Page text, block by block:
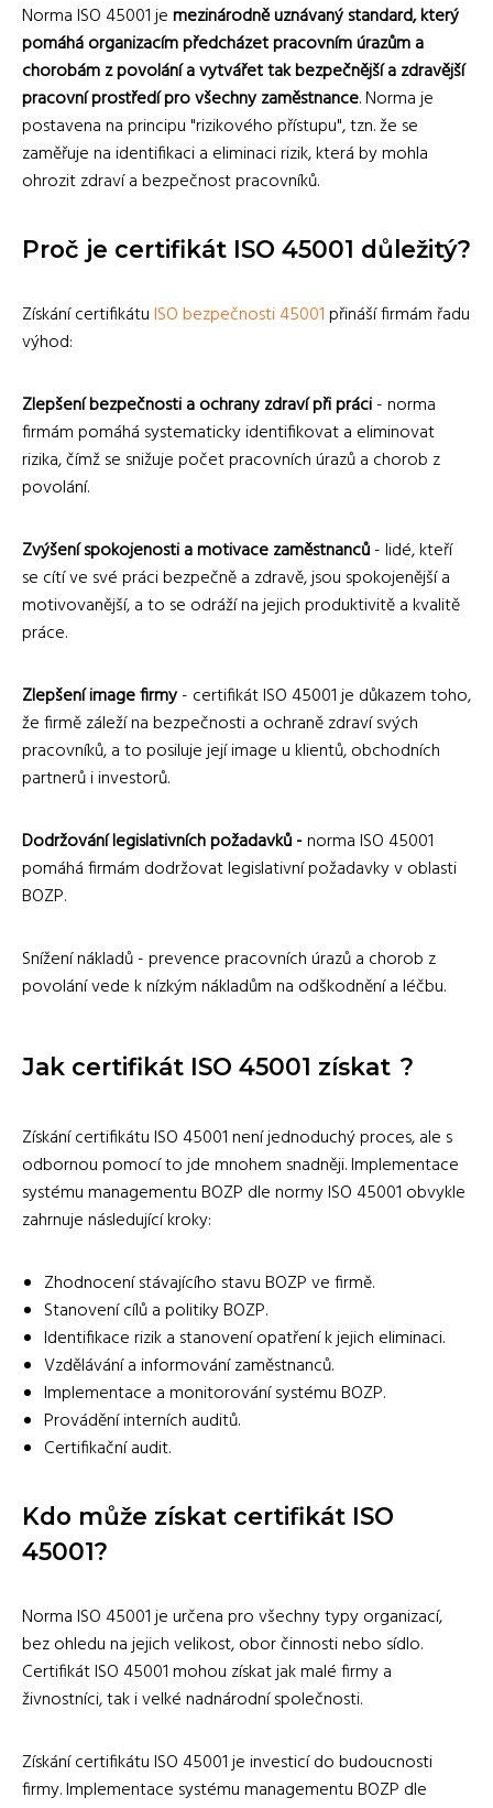
Norma ISO 45001 jemezinárodně uznávaný standard, který
pomáhá organizacím předcházet pracovním úrazům a
chorobám z povolání a vytvářet tak bezpečnější a zdravější
pracovní prostředí pro všechny zaměstnance. Norma je
postavena na principu "rizikového přístupu", tzn. že se
zaměřuje na identifikaci a eliminaci rizik, která by mohla
ohrozit zdraví a bezpečnost pracovníků.
Proč je certifikát ISO 45001 důležitý?
Získání certifikátuISO bezpečnosti 45001přináší firmám řadu
výhod:
Zlepšení bezpečnosti a ochrany zdraví při práci- norma
firmám pomáhá systematicky identifikovat a eliminovat
rizika, čímž se snižuje počet pracovních úrazů a chorob z
povolání.
Zvýšení spokojenosti a motivace zaměstnanců- lidé, kteří
se cítí ve své práci bezpečně a zdravě, jsou spokojenější a
motivovanější, a to se odráží na jejich produktivitě a kvalitě
práce.
Zlepšení image firmy- certifikát ISO 45001 je důkazem toho,
že firmě záleží na bezpečnosti a ochraně zdraví svých
pracovníků, a to posiluje její image u klientů, obchodních
partnerů i investorů.
Dodržování legislativních požadavků -norma ISO 45001
pomáhá firmám dodržovat legislativní požadavky v oblasti
BOZP.
Snížení nákladů - prevence pracovních úrazů a chorob z
povolání vede k nízkým nákladům na odškodnění a léčbu.
Jak certifikát ISO 45001 získat ?
Získání certifikátu ISO 45001 není jednoduchý proces, ale s
odbornou pomocí to jde mnohem snadněji. Implementace
systému managementu BOZP dle normy ISO 45001 obvykle
zahrnuje následující kroky:
Zhodnocení stávajícího stavu BOZP ve firmě.
Stanovení cílů a politiky BOZP.
Identifikace rizik a stanovení opatření k jejich eliminaci.
Vzdělávání a informování zaměstnanců.
Implementace a monitorování systému BOZP.
Provádění interních auditů.
Certifikační audit.
Kdo může získat certifikát ISO
45001?
Norma ISO 45001 je určena pro všechny typy organizací,
bez ohledu na jejich velikost, obor činnosti nebo sídlo.
Certifikát ISO 45001 mohou získat jak malé firmy a
živnostníci, tak i velké nadnárodní společnosti.
Získání certifikátu ISO 45001 je investicí do budoucnosti
firmy. Implementace systému managementu BOZP dle